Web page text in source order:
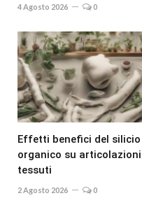
4 Agosto 2026 0
Effetti benefici del silicio
organico su
tessuti
2 Agosto 2026 0